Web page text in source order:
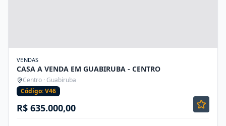
VENDAS
CASA A VENDA EM GUABIRUBA - CENTRO
Centro · Guabiruba
Código: V46
R$ 635.000,00